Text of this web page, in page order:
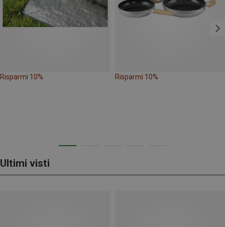
Risparmi 10% Risparmi 10%
Ultimi visti